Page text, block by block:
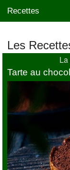
Recettes
Mes blogs préférés
Les
Tarte au